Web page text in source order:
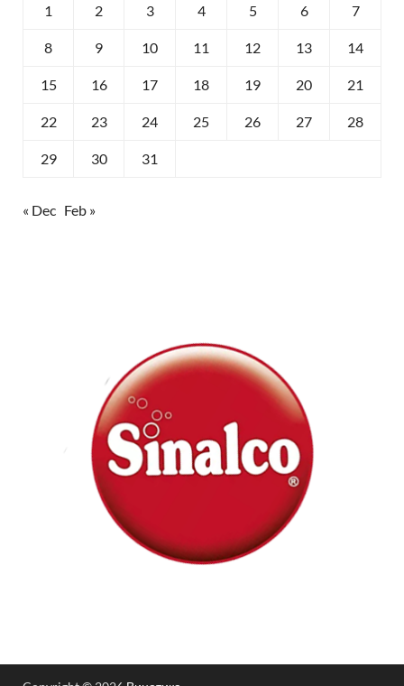
1 2 3 4 5 6 7
8 9 10 11 12 13 14
15 16 17 18 19 20 21
22 23 24 25 26 27 28
29 30 31
« Dec Feb »